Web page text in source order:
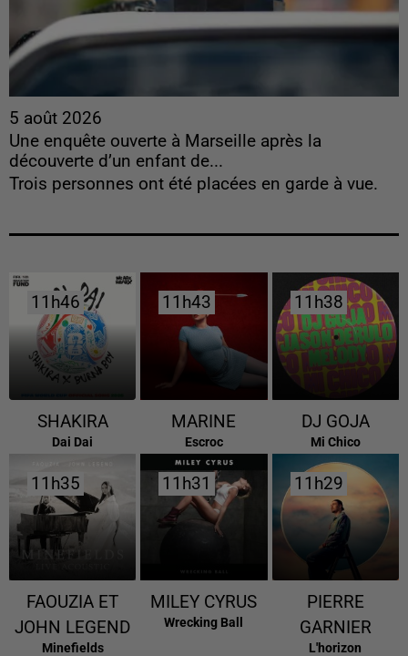
5 août 2026
Une enquête ouverte à Marseille après la
découverte d’un enfant de...
Trois personnes ont été placées en garde à vue.
11h46
11h46
SHAKIRA
Dai Dai
11h43
11h43
MARINE
Escroc
11h38
11h38
DJ GOJA
Mi Chico
11h35
11h35
FAOUZIA ET
JOHN LEGEND
Minefields
11h31
11h31
MILEY CYRUS
Wrecking Ball
11h29
11h29
PIERRE
GARNIER
L'horizon